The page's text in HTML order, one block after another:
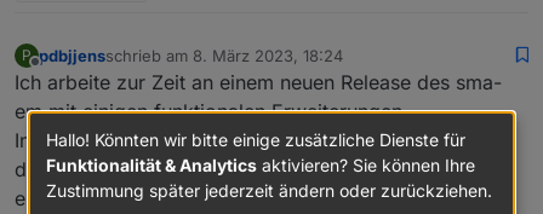
P
Offline
pdbjjensschrieb am 8. März 2023, 18:24
zuletzt editiert von
Ich arbeite zur Zeit an einem neuen Release des sma-
em mit einigen funktionalen Erweiterungen.
Insbesondere die schon lange überfällige Verringerung
der Systemlast durch den sma-em soll hierbei durch
einstellbare Aktualisierungsintervalle für Realzeitdaten
Hallo! Könnten wir bitte einige zusätzliche Dienste für
Funktionalität & Analytics aktivieren? Sie können Ihre
Zustimmung später jederzeit ändern oder zurückziehen.